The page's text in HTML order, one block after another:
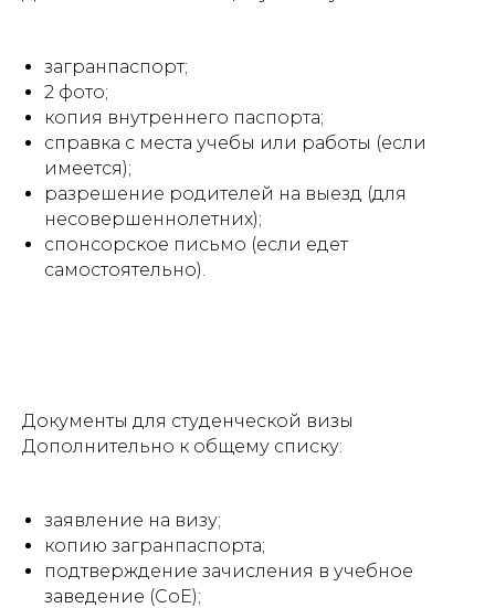
загранпаспорт;
2 фото;
копия внутреннего паспорта;
справка с места учебы или работы (если
имеется);
разрешение родителей на выезд (для
несовершеннолетних);
спонсорское письмо (если едет
самостоятельно).
Документы для студенческой визы
Дополнительно к общему списку:
заявление на визу;
копию загранпаспорта;
подтверждение зачисления в учебное
заведение (CoE);